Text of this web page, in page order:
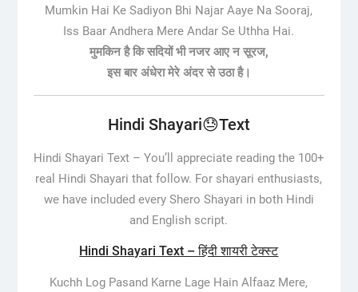
Mumkin Hai Ke Sadiyon Bhi Najar Aaye Na Sooraj,
Iss Baar Andhera Mere Andar Se Uthha Hai.
मुमकिन है कि सदियों भी नजर आए न सूरज,
इस बार अंधेरा मेरे अंदर से उठा है।
Hindi Shayari😓Text
Hindi Shayari Text – You’ll appreciate reading the 100+
real Hindi Shayari that follow. For shayari enthusiasts,
we have included every Shero Shayari in both Hindi
and English script.
Hindi Shayari Text – हिंदी शायरी टेक्स्ट
Kuchh Log Pasand Karne Lage Hain Alfaaz Mere,